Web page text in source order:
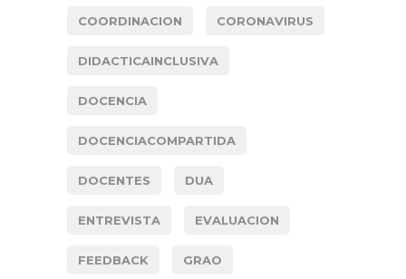
COORDINACION CORONAVIRUS
DIDACTICAINCLUSIVA
DOCENCIA
DOCENCIACOMPARTIDA
DOCENTES DUA
ENTREVISTA EVALUACION
FEEDBACK GRAO